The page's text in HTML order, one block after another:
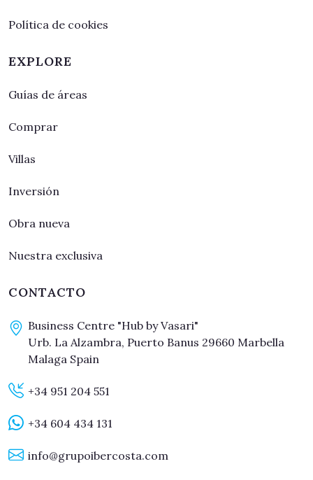
Política de cookies
EXPLORE
Guías de áreas
Comprar
Villas
Inversión
Obra nueva
Nuestra exclusiva
CONTACTO
Business Centre "Hub by Vasari"
Urb. La Alzambra, Puerto Banus 29660 Marbella
Malaga Spain
+34 951 204 551
+34 604 434 131
info@grupoibercosta.com